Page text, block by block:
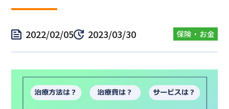
2022/02/05 2023/03/30 保険・お金